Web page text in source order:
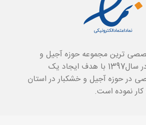
ترین مجموعه حوزه آجیل و
خشکبار در ایران،در سال1397 با هدف ایجاد یک
در حوزه آجیل و خشکبار در استان
نموده است.